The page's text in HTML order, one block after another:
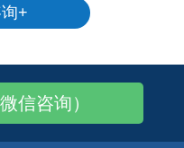
+
信咨询）